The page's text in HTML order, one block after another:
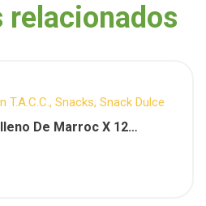
relacionados
T.A.C.C., Snacks, Snack Dulce
De Marroc X 12